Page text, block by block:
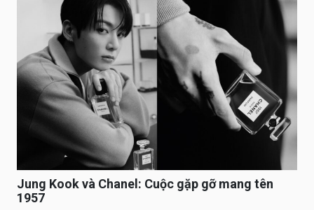
Jung Kook và Chanel: Cuộc gặp gỡ mang tên
1957